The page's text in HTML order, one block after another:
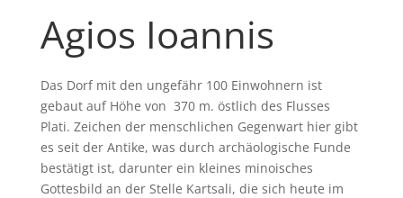
Agios Ioannis
Das Dorf mit den ungefähr 100 Einwohnern ist
gebaut auf Höhe von 370 m. östlich des Flusses
Plati. Zeichen der menschlichen Gegenwart hier gibt
es seit der Antike, was durch archäologische Funde
bestätigt ist, darunter ein kleines minoisches
Gottesbild an der Stelle Kartsali, die sich heute im